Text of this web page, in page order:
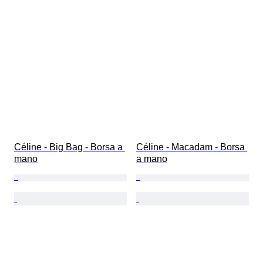
Céline - Big Bag - Borsa a
mano
Céline - Macadam - Borsa
a mano